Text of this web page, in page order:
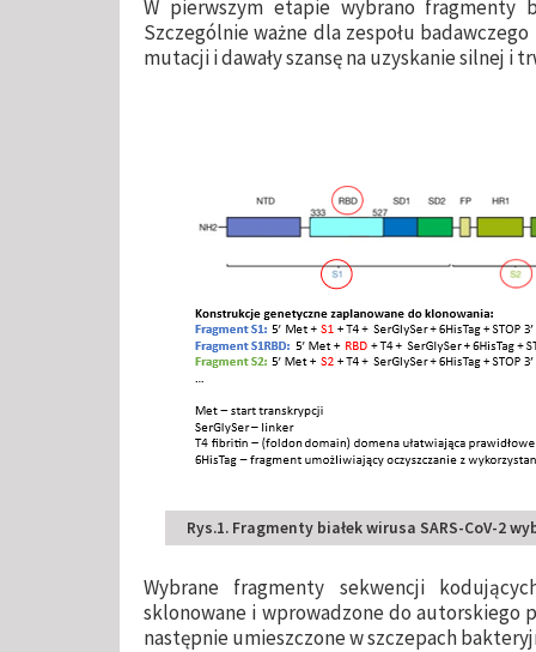
W pierwszym etapie wybrano fragmenty
Szczególnie ważne dla zespołu
mutacji i dawały szansę na uzyskanie silnej i
Rys.1. Fragmenty białek wirusa SARS-CoV-2
Wybrane fragmenty sekwencji
sklonowane i wprowadzone do autorskiego
następnie umieszczone w szczepach